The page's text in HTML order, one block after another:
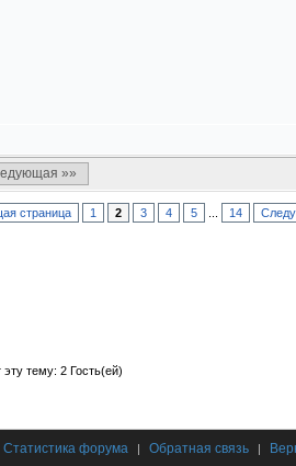
»»
страница 1 2 3 4 5 14
тему: 2 Гость(ей)
Статистика форума | Обратная связь |